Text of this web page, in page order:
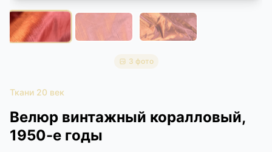
3 фото
Ткани 20 век
Велюр винтажный коралловый,
1950-е годы